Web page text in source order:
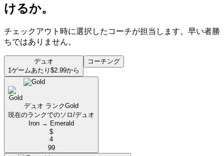
けるか。
チェックアウト時に選択したコーチが担当します。早い者勝
ちではありません。
デュオ
1ゲームあたり$2.99から
コーチング
デュオ ランクGold
現在のランクでのソロ/デュオ
Iron → Emerald
$
4
99